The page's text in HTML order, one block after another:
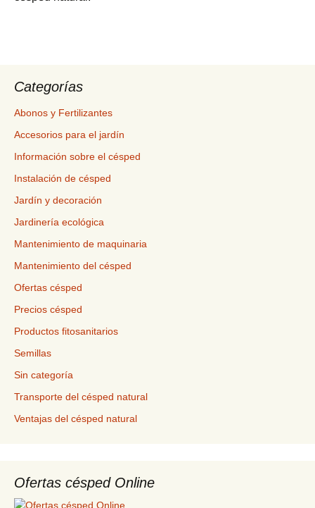
Categorías
Abonos y Fertilizantes
Accesorios para el jardín
Información sobre el césped
Instalación de césped
Jardín y decoración
Jardinería ecológica
Mantenimiento de maquinaria
Mantenimiento del césped
Ofertas césped
Precios césped
Productos fitosanitarios
Semillas
Sin categoría
Transporte del césped natural
Ventajas del césped natural
Ofertas césped Online